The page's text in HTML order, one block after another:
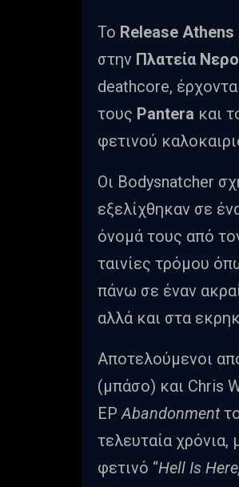
Το Release Athens
στην Πλατεία
deathcore,
τους Pantera και
φετινού
Οι Bodysnatcher
εξελίχθηκαν σε
όνομά τους από
ταινίες τρόμου
πάνω σε έναν
αλλά και στα
Αποτελούμενοι
(μπάσο) και Chris
EP Abandonment
τελευταία χρόνια,
φετινό “Hell Is